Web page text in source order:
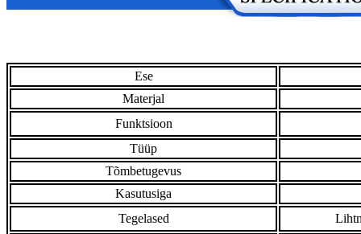
Ese
Materjal
Funktsioon
Tüüp
Tõmbetugevus
Kasutusiga
Tegelased